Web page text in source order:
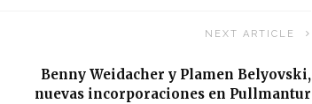
NEXT ARTICLE
Benny Weidacher y Plamen Belyovski,
nuevas incorporaciones en Pullmantur